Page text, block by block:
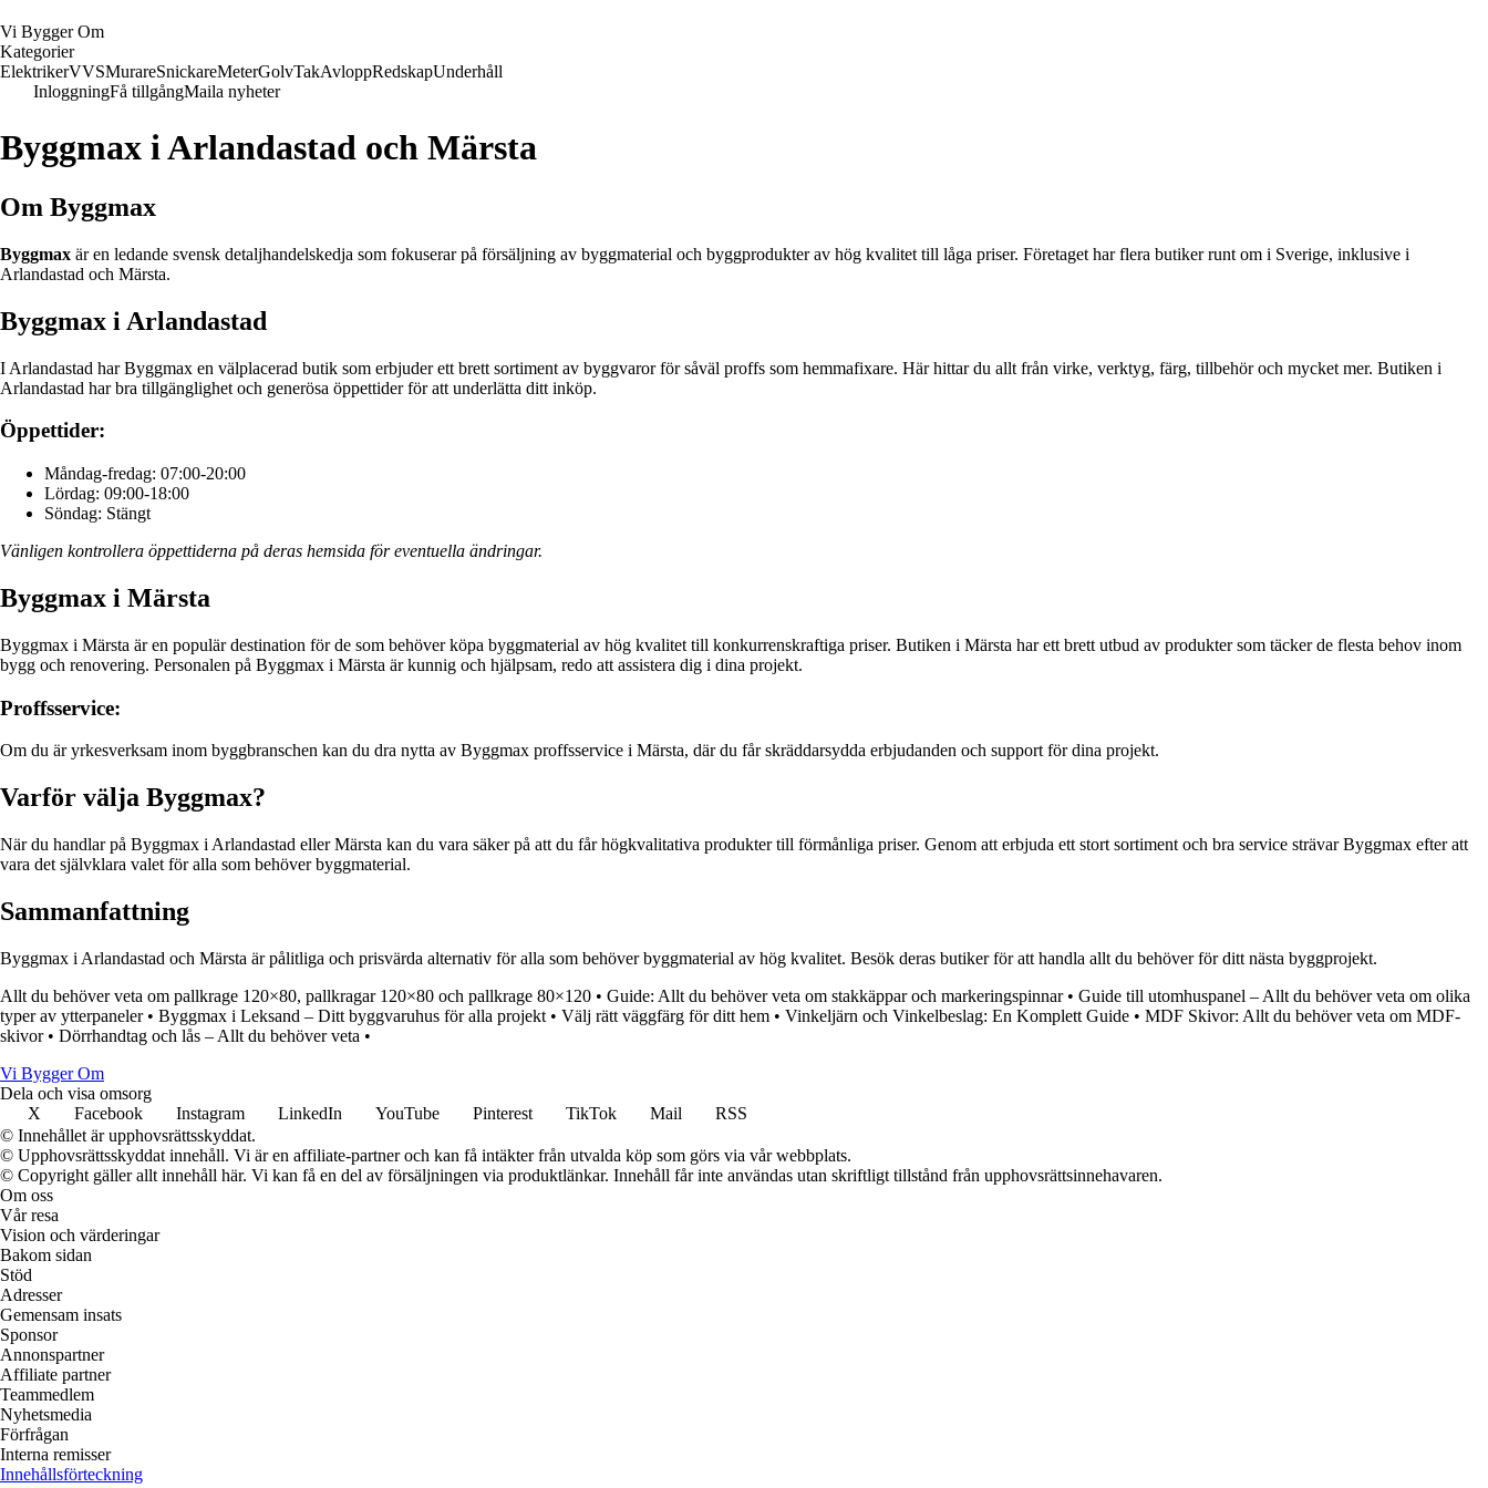
Vi Bygger Om
Kategorier
ElektrikerVVSMurareSnickareMeterGolvTakAvloppRedskapUnderhåll
InloggningFå tillgångMaila nyheter
Byggmax i Arlandastad och Märsta
Om Byggmax
Byggmax är en ledande svensk detaljhandelskedja som fokuserar på försäljning av byggmaterial och byggprodukter av hög kvalitet till låga priser. Företaget har flera butiker runt om i Sverige, inklusive i
Arlandastad och Märsta.
Byggmax i Arlandastad
I Arlandastad har Byggmax en välplacerad butik som erbjuder ett brett sortiment av byggvaror för såväl proffs som hemmafixare. Här hittar du allt från virke, verktyg, färg, tillbehör och mycket mer. Butiken i
Arlandastad har bra tillgänglighet och generösa öppettider för att underlätta ditt inköp.
Öppettider:
Måndag-fredag: 07:00-20:00
Lördag: 09:00-18:00
Söndag: Stängt
Vänligen kontrollera öppettiderna på deras hemsida för eventuella ändringar.
Byggmax i Märsta
Byggmax i Märsta är en populär destination för de som behöver köpa byggmaterial av hög kvalitet till konkurrenskraftiga priser. Butiken i Märsta har ett brett utbud av produkter som täcker de flesta behov inom
bygg och renovering. Personalen på Byggmax i Märsta är kunnig och hjälpsam, redo att assistera dig i dina projekt.
Proffsservice:
Om du är yrkesverksam inom byggbranschen kan du dra nytta av Byggmax proffsservice i Märsta, där du får skräddarsydda erbjudanden och support för dina projekt.
Varför välja Byggmax?
När du handlar på Byggmax i Arlandastad eller Märsta kan du vara säker på att du får högkvalitativa produkter till förmånliga priser. Genom att erbjuda ett stort sortiment och bra service strävar Byggmax efter att
vara det självklara valet för alla som behöver byggmaterial.
Sammanfattning
Byggmax i Arlandastad och Märsta är pålitliga och prisvärda alternativ för alla som behöver byggmaterial av hög kvalitet. Besök deras butiker för att handla allt du behöver för ditt nästa byggprojekt.
Allt du behöver veta om pallkrage 120×80, pallkragar 120×80 och pallkrage 80×120 • Guide: Allt du behöver veta om stakkäppar och markeringspinnar• Guide till utomhuspanel – Allt du behöver veta om olika
typer av ytterpaneler• Byggmax i Leksand – Ditt byggvaruhus för alla projekt • Välj rätt väggfärg för ditt hem • Vinkeljärn och Vinkelbeslag: En Komplett Guide • MDF Skivor: Allt du behöver veta om MDF-
skivor• Dörrhandtag och lås – Allt du behöver veta •
Vi Bygger Om
Dela och visa omsorg
X
Facebook Instagram LinkedIn YouTube Pinterest TikTok Mail
RSS
© Innehållet är upphovsrättsskyddat.
© Upphovsrättsskyddat innehåll. Vi är en affiliate-partner och kan få intäkter från utvalda köp som görs via vår webbplats.
© Copyright gäller allt innehåll här. Vi kan få en del av försäljningen via produktlänkar. Innehåll får inte användas utan skriftligt tillstånd från upphovsrättsinnehavaren.
Om oss
Vår resa
Vision och värderingar
Bakom sidan
Stöd
Adresser
Gemensam insats
Sponsor
Annonspartner
Affiliate partner
Teammedlem
Nyhetsmedia
Förfrågan
Interna remisser
Innehållsförteckning